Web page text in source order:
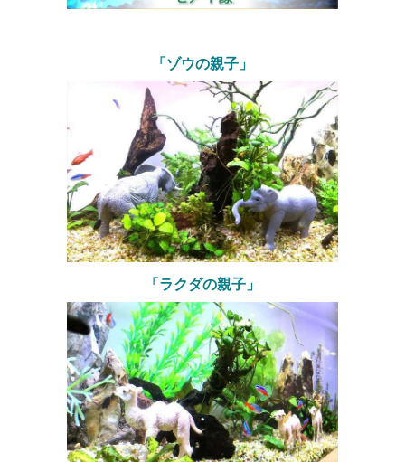
「ゾウの親子」
「ラクダの親子」